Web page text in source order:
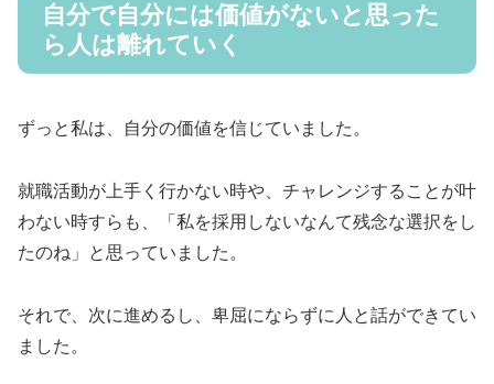
自分で自分には価値がないと思った
ら人は離れていく
ずっと私は、自分の価値を信じていました。
就職活動が上手く行かない時や、チャレンジすることが叶
わない時すらも、「私を採用しないなんて残念な選択をし
たのね」と思っていました。
それで、次に進めるし、卑屈にならずに人と話ができてい
ました。